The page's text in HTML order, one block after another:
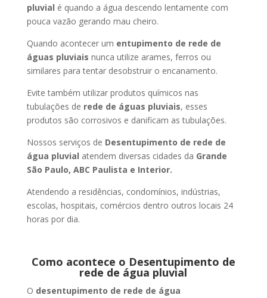
pluvial é quando a água descendo lentamente com
pouca vazão gerando mau cheiro.
Quando acontecer um entupimento de rede de
águas pluviais nunca utilize arames, ferros ou
similares para tentar desobstruir o encanamento.
Evite também utilizar produtos químicos nas
tubulações de rede de águas pluviais, esses
produtos são corrosivos e danificam as tubulações.
Nossos serviços de Desentupimento de rede de
água pluvial atendem diversas cidades da Grande
São Paulo, ABC Paulista e Interior.
Atendendo a residências, condomínios, indústrias,
escolas, hospitais, comércios dentro outros locais 24
horas por dia.
Como acontece o Desentupimento de
rede de água pluvial
O desentupimento de rede de água